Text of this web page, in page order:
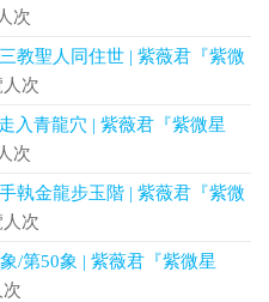
次
教聖人同住世 | 紫薇君『紫微
次
入青龍穴 | 紫薇君『紫微星
次
執金龍步玉階 | 紫薇君『紫微
次
/第50象 | 紫薇君『紫微星